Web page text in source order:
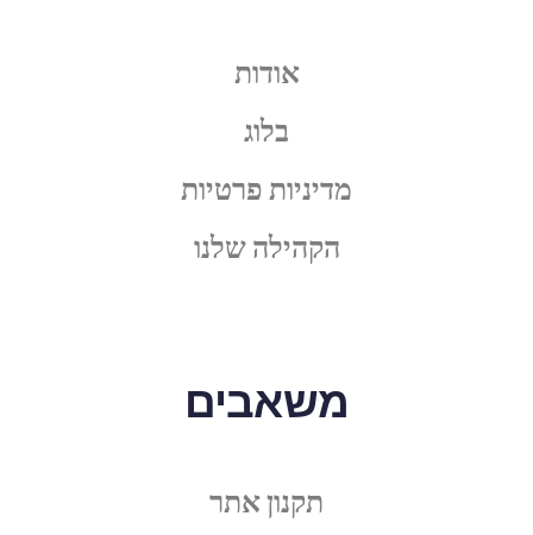
אודות
בלוג
מדיניות פרטיות
הקהילה שלנו
משאבים
תקנון אתר